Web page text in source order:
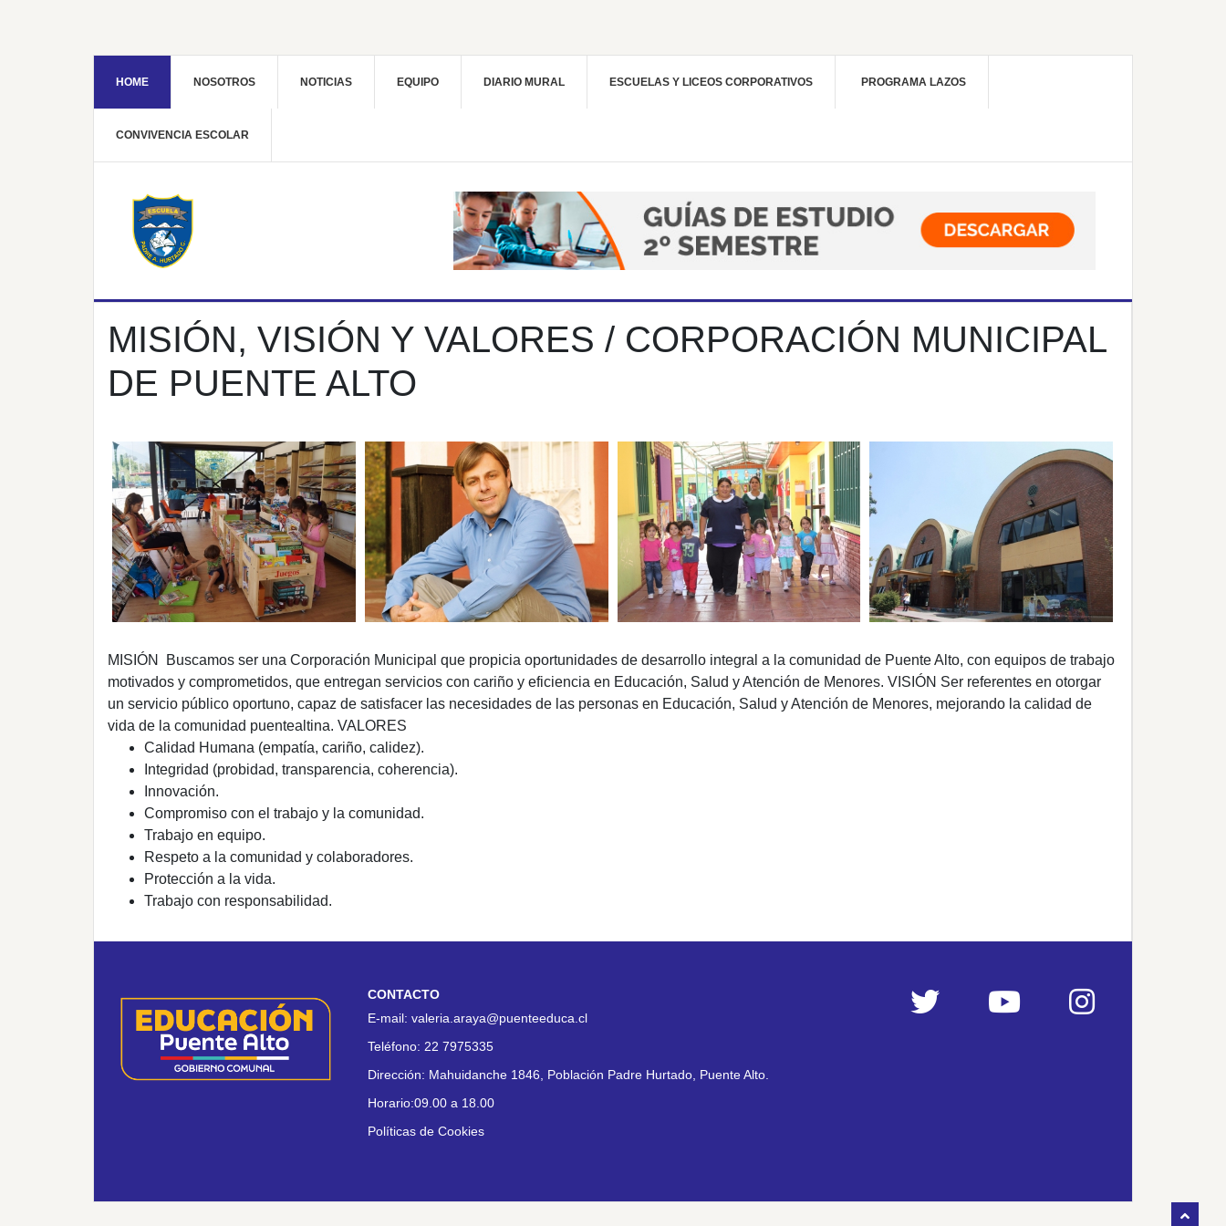
HOME NOSOTROS NOTICIAS EQUIPO DIARIO MURAL ESCUELAS Y LICEOS CORPORATIVOS PROGRAMA LAZOS
CONVIVENCIA ESCOLAR
MISIÓN, VISIÓN Y VALORES / CORPORACIÓN MUNICIPAL
DE PUENTE ALTO
MISIÓN
Buscamos ser una Corporación Municipal que propicia oportunidades de desarrollo integral a la comunidad de Puente Alto, con equipos de trabajo
motivados y comprometidos, que entregan servicios con cariño y eficiencia en Educación, Salud y Atención de Menores. VISIÓN Ser referentes en otorgar
un servicio público oportuno, capaz de satisfacer las necesidades de las personas en Educación, Salud y Atención de Menores, mejorando la calidad de
vida de la comunidad puentealtina. VALORES
Calidad Humana (empatía, cariño, calidez).
Integridad (probidad, transparencia, coherencia).
Innovación.
Compromiso con el trabajo y la comunidad.
Trabajo en equipo.
Respeto a la comunidad y colaboradores.
Protección a la vida.
Trabajo con responsabilidad.
CONTACTO
E-mail: valeria.araya@puenteeduca.cl
Teléfono: 22 7975335
Dirección: Mahuidanche 1846, Población Padre Hurtado, Puente Alto.
Horario:09.00 a 18.00
Políticas de Cookies